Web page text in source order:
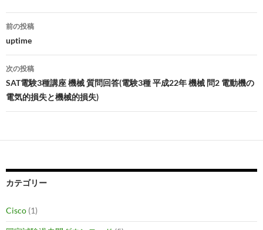
投
稿
ナ
ビ
ゲ
シ
ョ
ン
前の投稿
uptime
次の投稿
SAT電験3種講座 機械 質問回答(電験3種 平成22年 機械 問2 電動機の
電気的損失と機械的損失)
カテゴリー
Cisco (1)